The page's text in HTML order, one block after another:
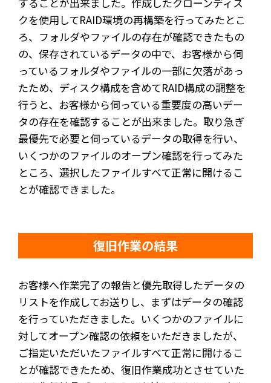
クを使用してRAID環境の再構築を行ってみたとこ
ろ、フォルダやファイルの存在が確認できたもの
の、保存されているデータの中で、お客様から伺
っているフォルダやファイルの一部に欠落があっ
たため、ディスク構成を含めてRAID構成の調整を
行うと、お客様から伺っている重要度の高いデー
タの存在を確認することが出来ました。取り急ぎ
最優先で必要と伺っているデータの取得を行い、
いくつかのファイルのオープン確認を行ってみた
ところ、選択したファイルすべて正常に開けるこ
とが確認できました。
復旧作業の結果
お客様へ作業完了の報告と優先取得したデータの
リストを作成してお送りし、まずはデータの確認
を行っていただきました。いくつかのファイルに
対してオープン確認の依頼をいただきましたが、
ご指定いただいたファイルすべて正常に開けるこ
とが確認できたため、復旧作業成功とさせていた